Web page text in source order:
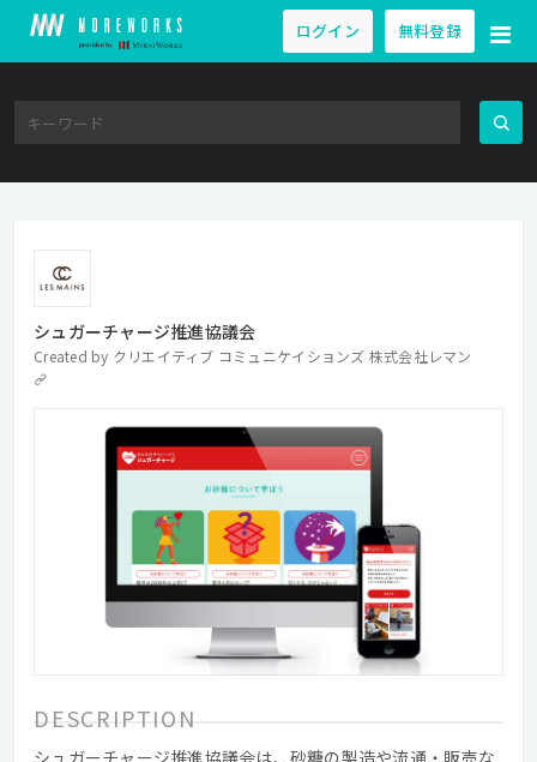
ログイン 無料登録
シュガーチャージ推進協議会
Created by クリエイティブ コミュニケイションズ 株式会社レマン
DESCRIPTION